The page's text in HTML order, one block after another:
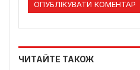
ЧИТАЙТЕ ТАКОЖ